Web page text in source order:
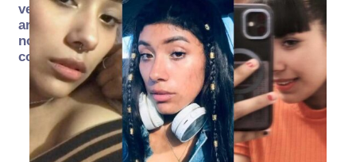
verdad
arde… pero
no se
consume